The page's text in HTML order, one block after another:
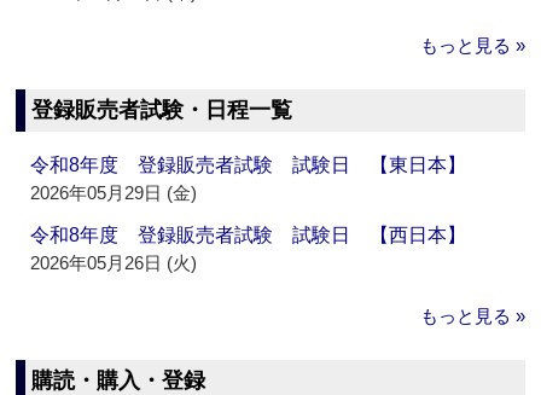
もっと見る »
登録販売者試験・日程一覧
令和8年度 登録販売者試験 試験日 【東日本】
2026年05月29日 (金)
令和8年度 登録販売者試験 試験日 【西日本】
2026年05月26日 (火)
もっと見る »
購読・購入・登録